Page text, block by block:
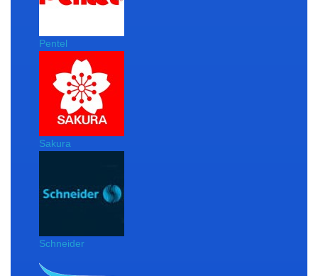
Pentel
Sakura
Schneider